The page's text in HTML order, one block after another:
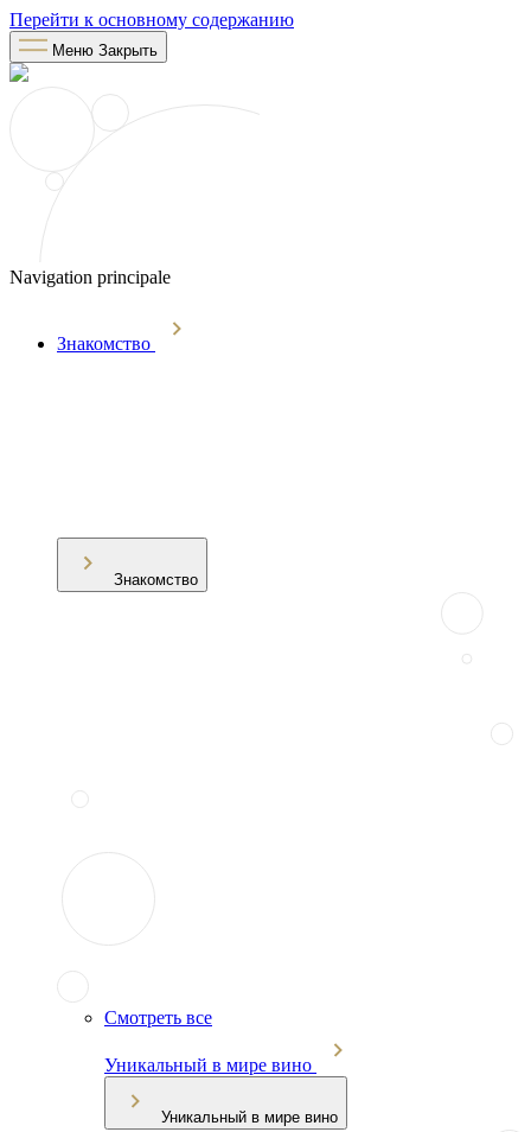
Перейти к основному содержанию
Меню Закрыть
Navigation principale
Знакомство
Знакомство
Смотреть все
Уникальный в мире вино
Уникальный в мире вино